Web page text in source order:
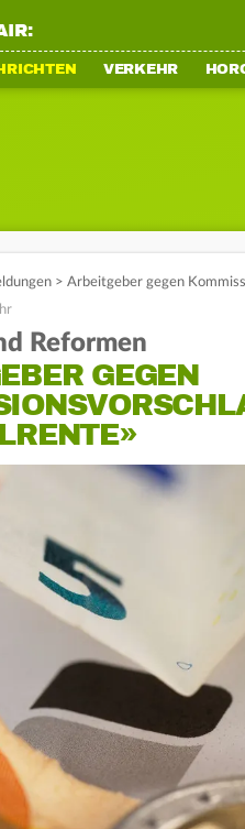
VERKEHR
> Arbeitgeber gegen
Reformen
GEGEN